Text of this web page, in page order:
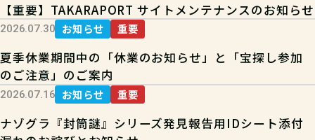
【重要】TAKARAPORT サイトメンテナンスのお知らせ
2026.07.30 お知らせ 重要
夏季休業期間中の「休業のお知らせ」と「宝探し参加
のご注意」のご案内
2026.07.16 お知らせ 重要
ナゾグラ『封筒謎』シリーズ発見報告用IDシート添付